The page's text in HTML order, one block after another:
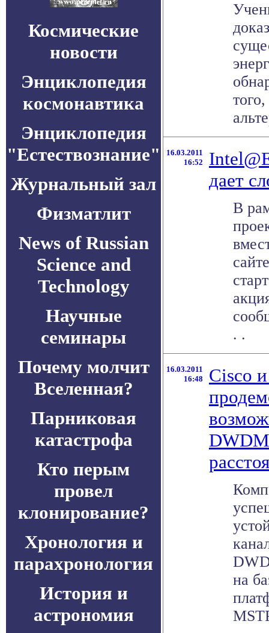
Космические
новости
Энциклопедия
космонавтика
Энциклопедия
"Естествознание"
Журнальный зал
Физматлит
News of Russian
Science and
Technology
Научные
семинары
Почему молчит
Вселенная?
Парниковая
катастрофа
Кто перым
провел
клонирование?
Хронология и
парахронология
История и
астрономия
16.03.2011
16:52
дает
В
. .
16.03.2011
16:48
Cisco
на